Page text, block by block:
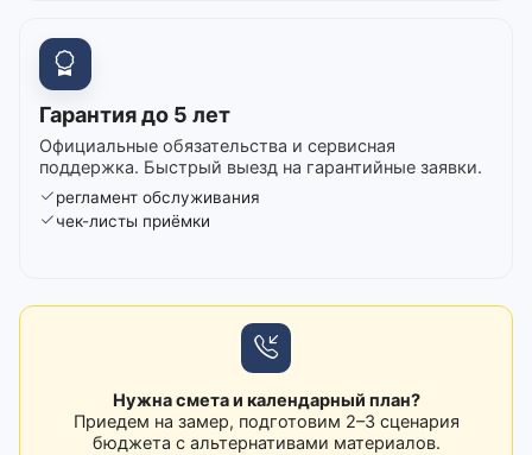
Гарантия до 5 лет
Официальные обязательства и сервисная
поддержка. Быстрый выезд на гарантийные заявки.
регламент обслуживания
чек-листы приёмки
Нужна смета и календарный план?
Приедем на замер, подготовим 2–3 сценария
бюджета с альтернативами материалов.